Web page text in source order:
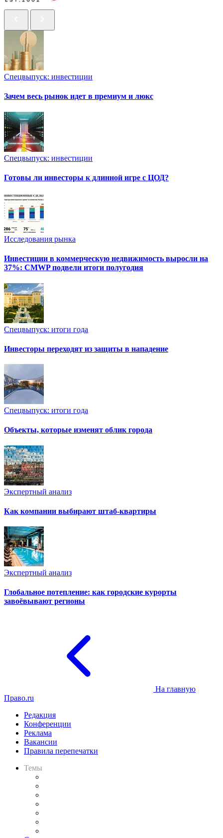
Спецвыпуск: инвестиции
Зачем весь рынок идет в премиум и люкс
Спецвыпуск: инвестиции
Готовы ли инвесторы к длинной игре с ЦОД?
Исследования рынка
Инвестиции в коммерческую недвижимость выросли на
37%: CMWP подвели итоги полугодия
Спецвыпуск: итоги года
Инвесторы переходят из защиты в нападение
Спецвыпуск: итоги года
Объекты, которые изменят облик города
Экспертный анализ
Как компании выбирают штаб-квартиры
Экспертный анализ
Глобальное потепление: как городские курорты
завоёвывают регионы
На главную
Право.ru
Редакция
Конференции
Реклама
Вакансии
Правила перепечатки
Темы